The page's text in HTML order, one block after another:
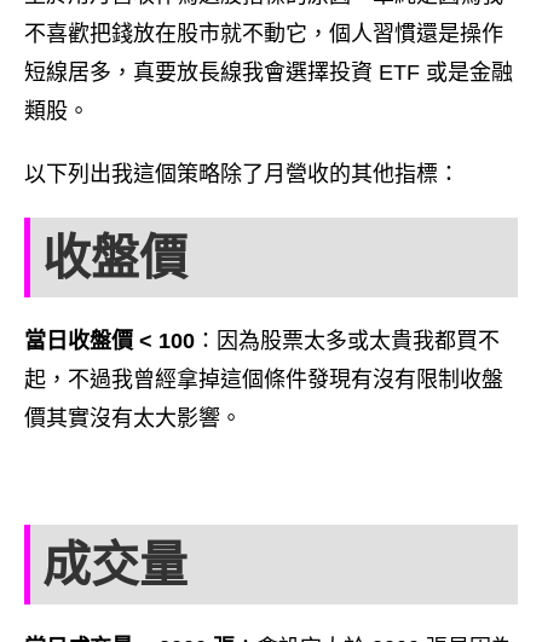
不喜歡把錢放在股市就不動它，個人習慣還是操作
短線居多，真要放長線我會選擇投資 ETF 或是金融
類股。
以下列出我這個策略除了月營收的其他指標：
收盤價
當日收盤價 < 100 ：因為股票太多或太貴我都買不
起，不過我曾經拿掉這個條件發現有沒有限制收盤
價其實沒有太大影響。
成交量